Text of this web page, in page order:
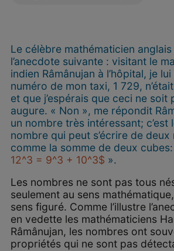
Le célèbre mathématicien
l’anecdote suivante : visitant le
indien Râmânujan à l’hôpital, je
numéro de mon taxi, 1 729,
et que j’espérais que ceci ne soit
augure. « Non », me répondit
un nombre très intéressant; c’est
nombre qui peut s’écrire de deux
comme la somme de deux cubes:
12^3 = 9^3 + 10^3$ ».
Les nombres ne sont pas tous
seulement au sens
sens figuré. Comme l’illustre
en vedette les mathématiciens
Râmânujan, les nombres ont
propriétés qui ne sont pas